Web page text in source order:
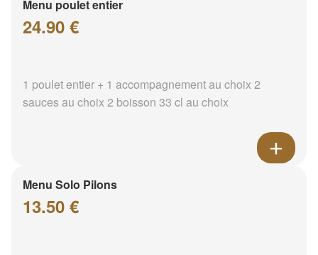
Menu poulet entier
24.90 €
1 poulet entier + 1 accompagnement au choix 2
sauces au choix 2 boisson 33 cl au choix
Menu Solo Pilons
13.50 €